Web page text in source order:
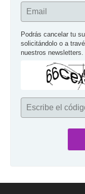
Email
Podrás cancelar tu
solicitándolo o a
nuestros newsletters.
Escribe el